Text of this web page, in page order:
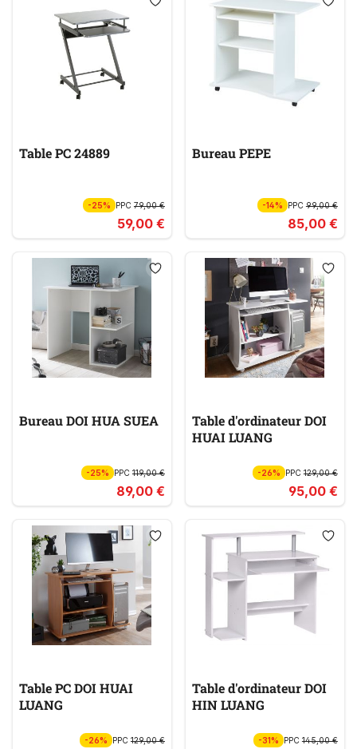
Table PC 24889
-25% PPC 79,00 €
59,00 €
Bureau PEPE
-14% PPC99,00 €
85,00 €
Bureau DOI HUA SUEA
-25% PPC 119,00 €
89,00 €
Table d'ordinateur DOI
HUAI LUANG
-26% PPC129,00 €
95,00 €
Table PC DOI HUAI
LUANG
-26% PPC 129,00 €
Table d'ordinateur DOI
HIN LUANG
-31% PPC145,00 €